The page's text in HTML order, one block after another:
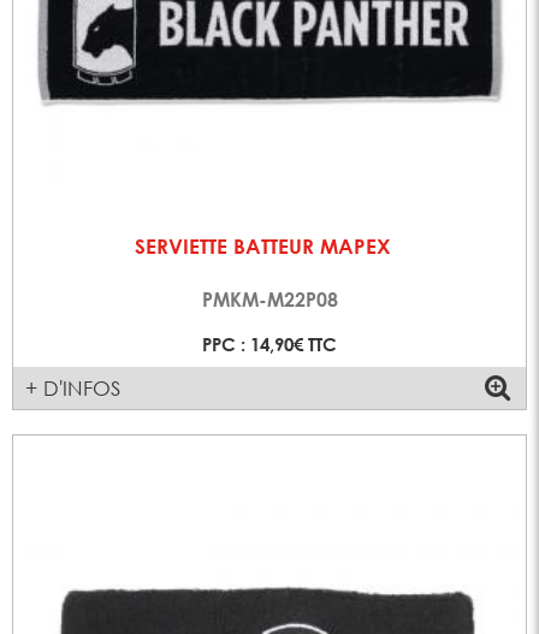
SERVIETTE BATTEUR MAPEX
PMKM-M22P08
PPC : 14,90€ TTC
+ D'INFOS